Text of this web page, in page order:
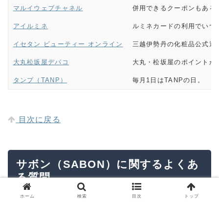
マルイウェブチャネル 併用できるクーポンもある
アイルミネ ルミネカードの利用でいつ
イセタン ビューティー オンライン 三越伊勢丹の化粧品公式通
大丸松坂屋デパコ 大丸・松坂屋のポイントが
タンプ（TANP） 毎月1日はTANPの日。
目次に戻る
サボン（SABON）に関するよくあ
る質問
ホーム 検索 目次 トップ